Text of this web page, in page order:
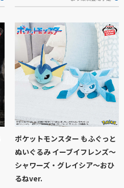
ポケットモンスター もふぐっと
ぬいぐるみ イーブイフレンズ～
シャワーズ・グレイシア～おひ
るねver.